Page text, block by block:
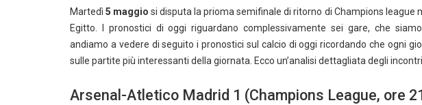
Martedì5 maggio si disputa la prioma semifinale di ritorno di Champions league
Egitto. I pronostici di oggi riguardano complessivamente sei gare, che
andiamo a vedere di seguito i pronostici sul calcio di oggi ricordando che ogni
sulle partite più interessanti della giornata. Ecco un’analisi dettagliata degli
Arsenal-Atletico Madrid 1 (Champions League, ore